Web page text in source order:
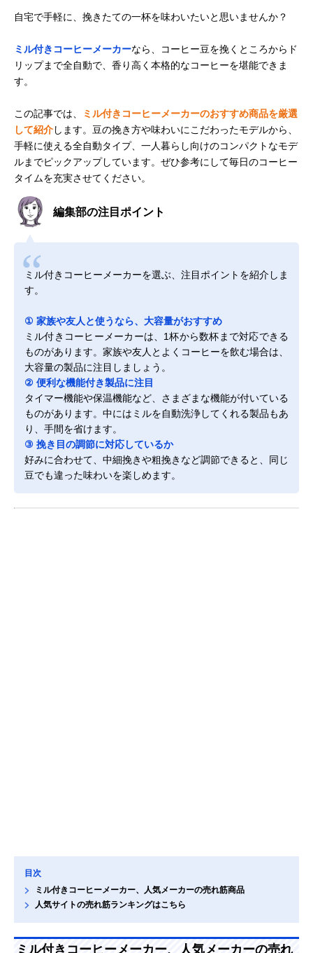
自宅で手軽に、挽きたての一杯を味わいたいと思いませんか？
ミル付きコーヒーメーカーなら、コーヒー豆を挽くところからド
リップまで全自動で、香り高く本格的なコーヒーを堪能できま
す。
この記事では、
ミル付きコーヒーメーカーのおすすめ商品を厳選
して紹介します。豆の挽き方や味わいにこだわったモデルから、
手軽に使える全自動タイプ、一人暮らし向けのコンパクトなモデ
ルまでピックアップしています。ぜひ参考にして毎日のコーヒー
タイムを充実させてください。
編集部の注目ポイント
ミル付きコーヒーメーカーを選ぶ、注目ポイントを紹介しま
す。
① 家族や友人と使うなら、大容量がおすすめ
ミル付きコーヒーメーカーは、1杯から数杯まで対応できる
ものがあります。家族や友人とよくコーヒーを飲む場合は、
大容量の製品に注目しましょう。
② 便利な機能付き製品に注目
タイマー機能や保温機能など、さまざまな機能が付いている
ものがあります。中にはミルを自動洗浄してくれる製品もあ
り、手間を省けます。
③ 挽き目の調節に対応しているか
好みに合わせて、中細挽きや粗挽きなど調節できると、同じ
豆でも違った味わいを楽しめます。
目次
ミル付きコーヒーメーカー、人気メーカーの売れ筋商品
人気サイトの売れ筋ランキングはこちら
ミル付きコーヒーメーカー、人気メーカーの売れ